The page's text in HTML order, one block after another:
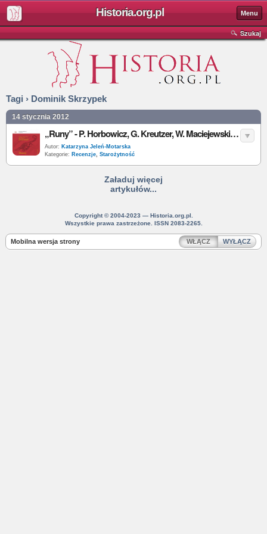
Historia.org.pl Menu
Szukaj
Tagi › Dominik Skrzypek
14 stycznia 2012
„Runy” - P. Horbowicz, G. Kreutzer, W. Maciejewski, D. Skrzypek - recenzja
Autor: Katarzyna Jeleń-Motarska
Kategorie: Recenzje, Starożytność
Załaduj więcej
artykułów...
Copyright © 2004-2023 — Historia.org.pl.
Wszystkie prawa zastrzeżone. ISSN 2083-2265.
Mobilna wersja strony WŁĄCZ WYŁĄCZ